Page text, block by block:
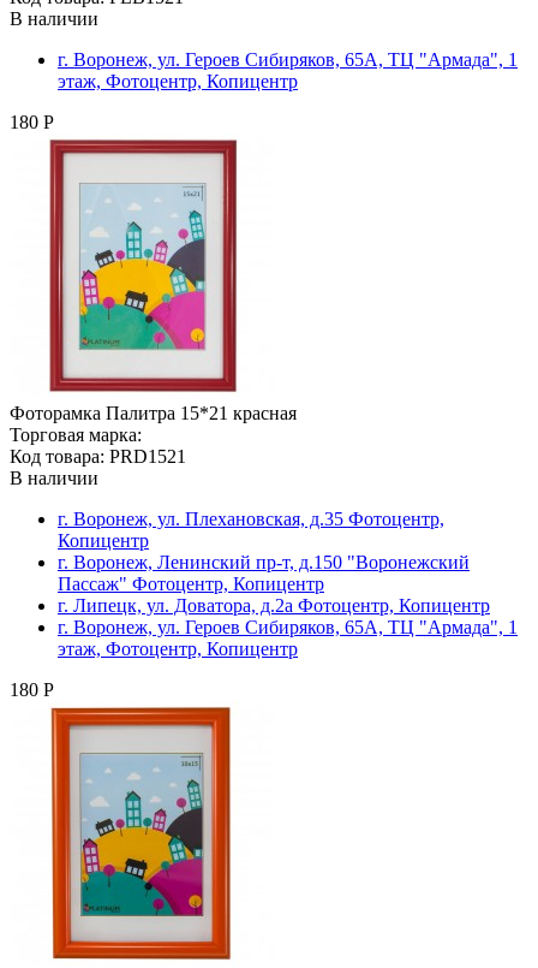
В наличии
г. Воронеж, ул. Героев Сибиряков, 65А, ТЦ "Армада", 1
этаж, Фотоцентр, Копицентр
180 Р
Фоторамка Палитра 15*21 красная
Торговая марка:
Код товара: PRD1521
В наличии
г. Воронеж, ул. Плехановская, д.35 Фотоцентр,
Копицентр
г. Воронеж, Ленинский пр-т, д.150 "Воронежский
Пассаж" Фотоцентр, Копицентр
г. Липецк, ул. Доватора, д.2а Фотоцентр, Копицентр
г. Воронеж, ул. Героев Сибиряков, 65А, ТЦ "Армада", 1
этаж, Фотоцентр, Копицентр
180 Р